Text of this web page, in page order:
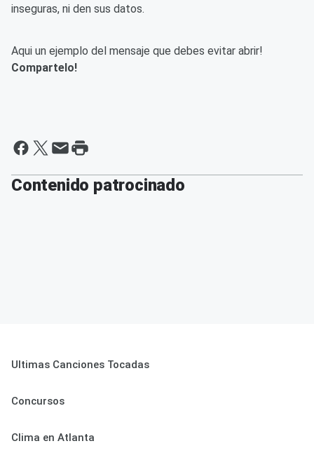
inseguras, ni den sus datos.
Aqui un ejemplo del mensaje que debes evitar abrir!
Compartelo!
Contenido patrocinado
Ultimas Canciones Tocadas
Concursos
Clima en Atlanta